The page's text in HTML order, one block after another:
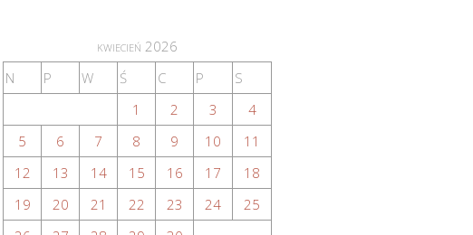
kwiecień 2026
N
P W Ś C P
S
1
2 3
4
5
6 7 8 9 10
11
12
13 14 15 16 17
18
19
20 21 22 23 24
25